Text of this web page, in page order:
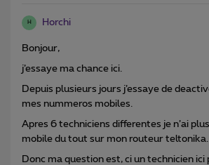
H Horchi
Bonjour,
j’essaye ma chance ici.
Depuis plusieurs jours j’essaye de
mes nummeros mobiles.
Apres 6 techniciens differentes je n’ai
mobile du tout sur mon routeur teltonika.
Donc ma question est, ci un technicien ici